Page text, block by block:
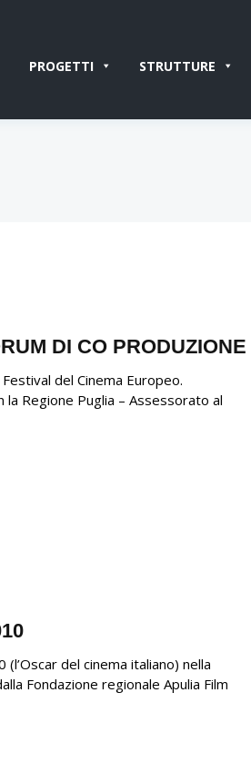
PROGETTI STRUTTURE
DI CO PRODUZIONE
del Cinema Europeo.
la Regione Puglia – Assessorato al
del cinema italiano) nella
Fondazione regionale Apulia Film